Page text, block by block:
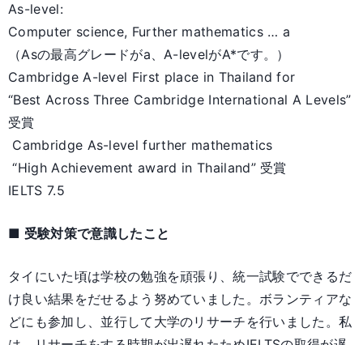
As-level:
Computer science, Further mathematics … a
（Asの最高グレードがa、A-levelがA*です。）
Cambridge A-level First place in Thailand for
“Best Across Three Cambridge International A Levels”
受賞
Cambridge As-level further mathematics
“High Achievement award in Thailand” 受賞
IELTS 7.5
■ 受験対策で意識したこと
タイにいた頃は学校の勉強を頑張り、統一試験でできるだ
け良い結果をだせるよう努めていました。ボランティアな
どにも参加し、並行して大学のリサーチを行いました。私